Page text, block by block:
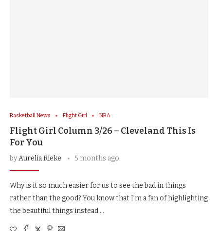
Basketball News Flight Girl NBA
Flight Girl Column 3/26 – Cleveland This Is
For You
byAurelia Rieke 5 months ago
Why is it so much easier for us to see the bad in things
rather than the good? You know that I’m a fan of highlighting
the beautiful things instead …